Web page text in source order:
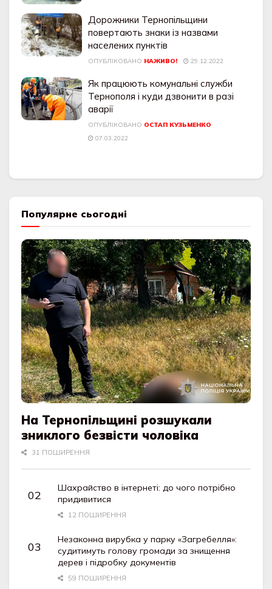
Дорожники Тернопільщини
повертають знаки із назвами
населених пунктів
ОПУБЛІКОВАНО НАЖИВО! 29.12.2022
Як працюють комунальні служби
Тернополя і куди дзвонити в разі
аварії
ОПУБЛІКОВАНО ОСТАП КУЗЬМЕНКО
07.03.2022
Популярне сьогодні
На Тернопільщині розшукали
зниклого безвісти чоловіка
31 ПОШИРЕННЯ
Шахрайство в інтернеті: до чого потрібно
придивитися
12 ПОШИРЕННЯ
Незаконна вирубка у парку «Загребелля»:
судитимуть голову громади за знищення
дерев і підробку документів
59 ПОШИРЕННЯ